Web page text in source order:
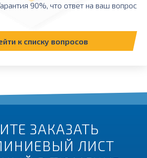
ЗАКАЗАТЬ
ЛИСТ
90%, что ответ на ваш вопрос
к списку вопросов